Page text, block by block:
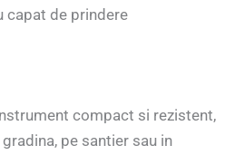
capat de prindere
compact si rezistent,
pe santier sau in